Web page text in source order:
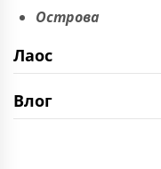
Острова
Лаос
Влог